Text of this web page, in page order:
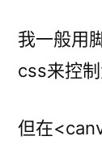
我一般用
css来控
但在